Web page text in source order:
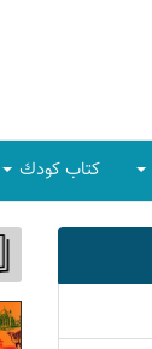
كتاب كودك